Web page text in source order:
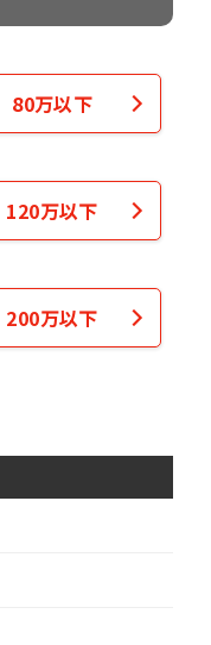
80万以下
120万以下
200万以下